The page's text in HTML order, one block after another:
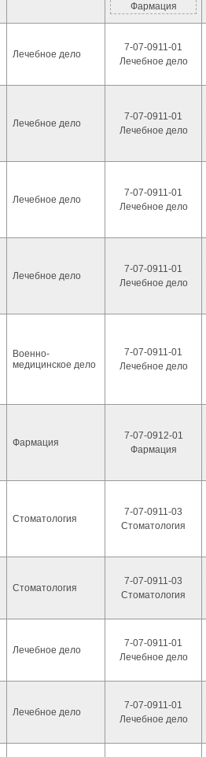
Фармация
Лечебное дело
7-07-0911-01
Лечебное дело
Лечебное дело
7-07-0911-01
Лечебное дело
Лечебное дело
7-07-0911-01
Лечебное дело
Лечебное дело
7-07-0911-01
Лечебное дело
Военно-
медицинское дело
7-07-0911-01
Лечебное дело
Фармация
7-07-0912-01
Фармация
Стоматология
7-07-0911-03
Стоматология
Стоматология
7-07-0911-03
Стоматология
Лечебное дело
7-07-0911-01
Лечебное дело
Лечебное дело
7-07-0911-01
Лечебное дело